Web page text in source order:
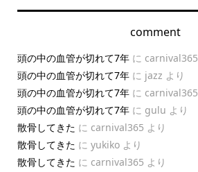
comment
頭の中の血管が切れて7年に carnival365
頭の中の血管が切れて7年に jazz より
頭の中の血管が切れて7年に carnival365
頭の中の血管が切れて7年に gulu より
散骨してきた に carnival365 より
散骨してきた に yukikoより
散骨してきた に carnival365 より